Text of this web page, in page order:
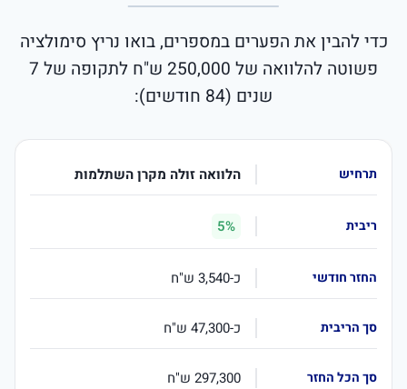
כדי להבין את הפערים במספרים, בואו נריץ סימולציה
פשוטה להלוואה של 250,000 ש"ח לתקופה של 7
שנים (84 חודשים):
הלוואה זולה מקרן השתלמות
5%
כ-3,540 ש"ח
כ-47,300 ש"ח
297,300 ש"ח